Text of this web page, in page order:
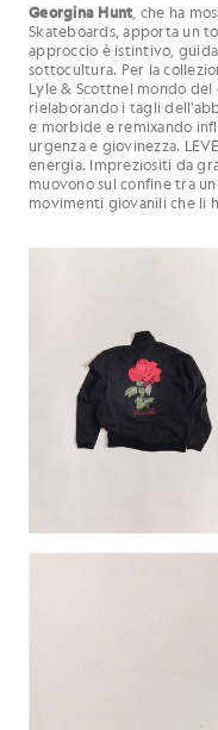
Georgina Hunt , che ha
Skateboards, apporta un
approccio è istintivo,
sottocultura. Per la
Lyle & Scottnel mondo del
rielaborando i tagli
e morbide e remixando
urgenza e giovinezza.
energia. Impreziositi da
muovono sul confine tra
movimenti giovanili che li